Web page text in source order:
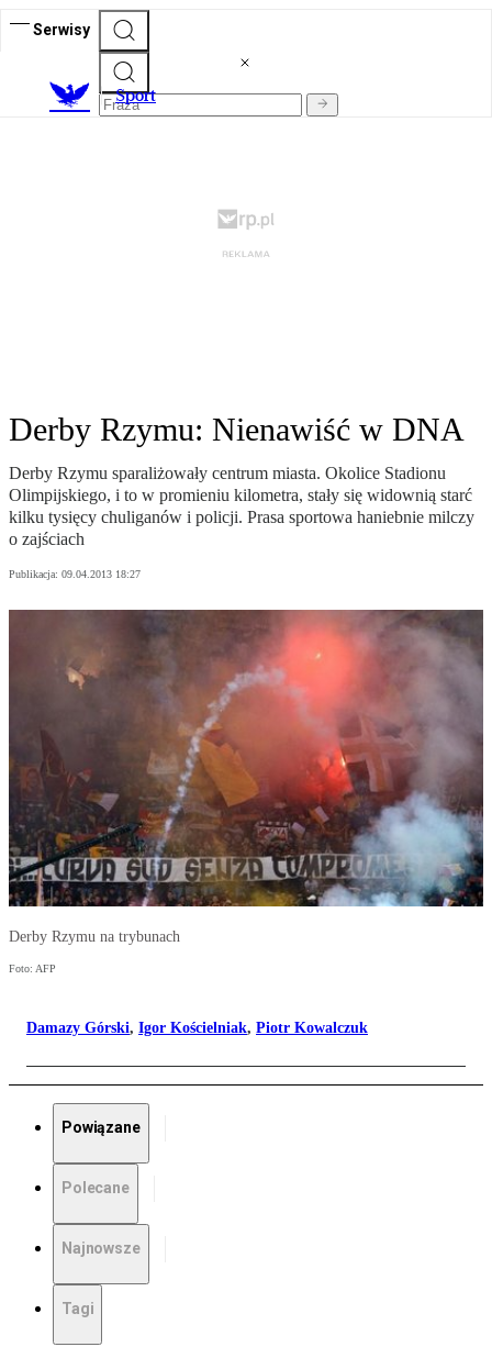
Serwisy
Sport
Derby Rzymu: Nienawiść w DNA
Derby Rzymu sparaliżowały centrum miasta. Okolice Stadionu
Olimpijskiego, i to w promieniu kilometra, stały się widownią starć
kilku tysięcy chuliganów i policji. Prasa sportowa haniebnie milczy
o zajściach
Publikacja: 09.04.2013 18:27
Derby Rzymu na trybunach
Foto: AFP
Damazy Górski, Igor Kościelniak, Piotr Kowalczuk
Powiązane
Polecane
Najnowsze
Tagi